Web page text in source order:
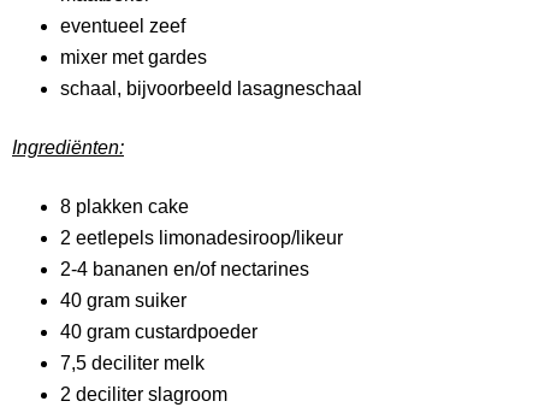
eventueel zeef
mixer met gardes
schaal, bijvoorbeeld lasagneschaal
Ingrediënten:
8 plakken cake
2 eetlepels limonadesiroop/likeur
2-4 bananen en/of nectarines
40 gram suiker
40 gram custardpoeder
7,5 deciliter melk
2 deciliter slagroom